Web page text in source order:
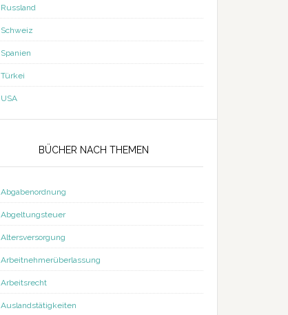
Russland
Schweiz
Spanien
Türkei
USA
BÜCHER NACH THEMEN
Abgabenordnung
Abgeltungsteuer
Altersversorgung
Arbeitnehmerüberlassung
Arbeitsrecht
Auslandstätigkeiten